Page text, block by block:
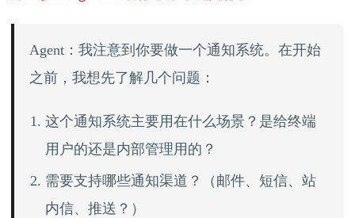
Agent：我注意到你要做一个通知系统。在开始
之前，我想先了解几个问题：
这个通知系统主要用在什么场景？是给终端
用户的还是内部管理用的？
需要支持哪些通知渠道？（邮件、短信、站
内信、推送？）